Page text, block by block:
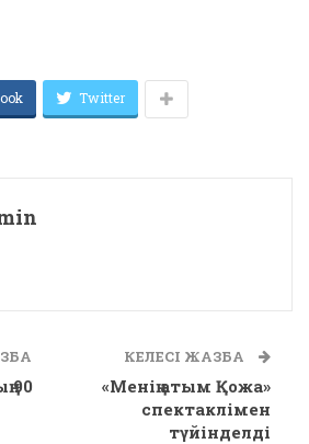
Twitter
90
КЕЛЕСІ ЖАЗБА
«Менің атым Қожа»
спектаклімен
түйінделді